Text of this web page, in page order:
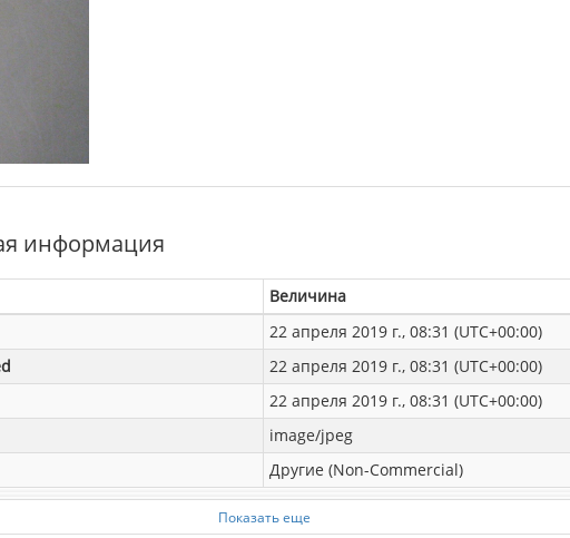
информация
Величина
22 апреля 2019 г., 08:31 (UTC+00:00)
22 апреля 2019 г., 08:31 (UTC+00:00)
22 апреля 2019 г., 08:31 (UTC+00:00)
image/jpeg
Другие (Non-Commercial)
Показать еще